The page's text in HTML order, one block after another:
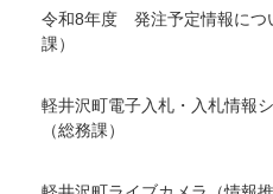
令和8年度 発注予定情報につ
課）
軽井沢町電子入札・入札情報
（総務課）